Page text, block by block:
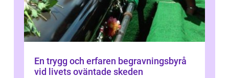
En trygg och erfaren begravningsbyrå
vid livets oväntade skeden